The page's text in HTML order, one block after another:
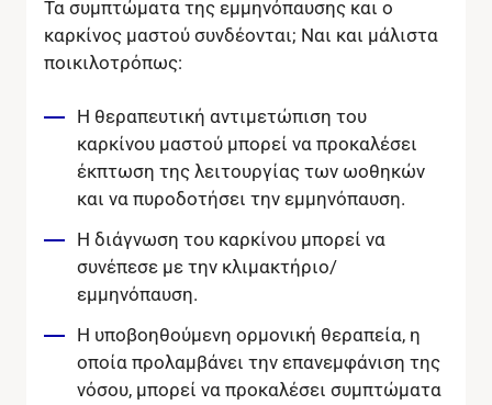
Τα συμπτώματα της εμμηνόπαυσης και ο
καρκίνος μαστού συνδέονται; Ναι και μάλιστα
ποικιλοτρόπως:
Η θεραπευτική αντιμετώπιση του
καρκίνου μαστού μπορεί να προκαλέσει
έκπτωση της λειτουργίας των ωοθηκών
και να πυροδοτήσει την εμμηνόπαυση.
H διάγνωση του καρκίνου μπορεί να
συνέπεσε με την κλιμακτήριο/
εμμηνόπαυση.
Η υποβοηθούμενη ορμονική θεραπεία, η
οποία προλαμβάνει την επανεμφάνιση της
νόσου, μπορεί να προκαλέσει συμπτώματα